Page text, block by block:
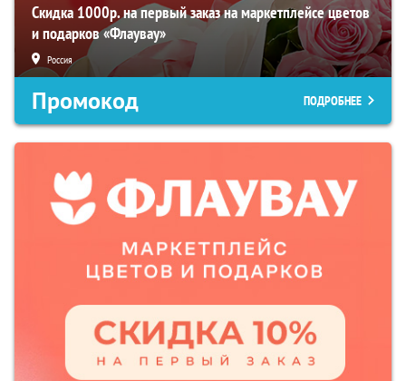
Скидка 1000р. на первый заказ на маркетплейсе цветов
и подарков «Флаувау»
Россия
Промокод ПОДРОБНЕЕ